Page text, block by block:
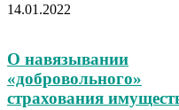
14.01.2022
О навязывании
«добровольного»
страхования